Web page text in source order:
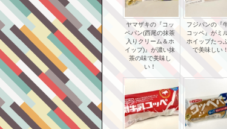
ヤマザキの『コッ
ペパン(西尾の抹茶
入りクリーム＆ホ
イップ)』が濃い抹
茶の味で美味し
い！
フジパンの『
コッペ』がミ
ホイップたっ
で美味しい！